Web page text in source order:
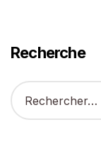
Recherche
R
e